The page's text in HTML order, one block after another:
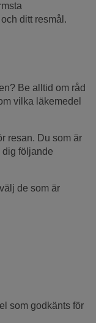
ditt resmål.
Be alltid om råd
vilka läkemedel
resan. Du som är
dig följande
de som är
som godkänts för